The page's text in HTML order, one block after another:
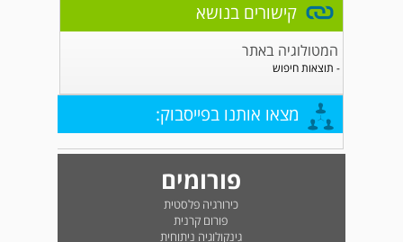
קישורים בנושא
המטולוגיה באתר
- תוצאות חיפוש
מצאו אותנו בפייסבוק:
פורומים
כירורגיה פלסטית
פורום קרנית
גינקולוגיה ניתוחית